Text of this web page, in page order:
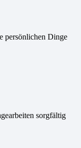
persönlichen Dinge
sorgfältig